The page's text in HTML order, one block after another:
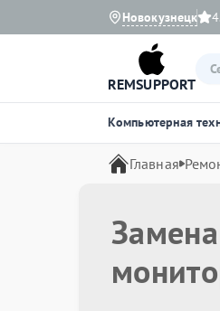
Новокузнецк
REMSUPPORT
Компьютерная
Главная